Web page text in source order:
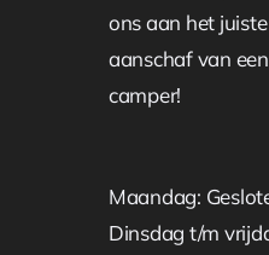
ons aan het
aanschaf van
camper!
Maandag:
Dinsdag t/m